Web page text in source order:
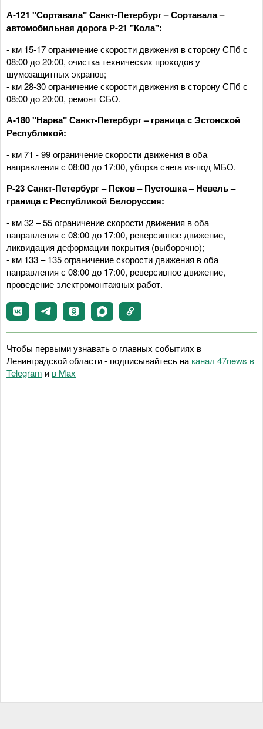
А-121 "Сортавала" Санкт-Петербург – Сортавала –
автомобильная дорога Р-21 "Кола":
- км 15-17 ограничение скорости движения в сторону СПб с
08:00 до 20:00, очистка технических проходов у
шумозащитных экранов;
- км 28-30 ограничение скорости движения в сторону СПб с
08:00 до 20:00, ремонт СБО.
А-180 "Нарва" Санкт-Петербург – граница с Эстонской
Республикой:
- км 71 - 99 ограничение скорости движения в оба
направления с 08:00 до 17:00, уборка снега из-под МБО.
Р-23 Санкт-Петербург – Псков – Пустошка – Невель –
граница с Республикой Белоруссия:
- км 32 – 55 ограничение скорости движения в оба
направления с 08:00 до 17:00, реверсивное движение,
ликвидация деформации покрытия (выборочно);
- км 133 – 135 ограничение скорости движения в оба
направления с 08:00 до 17:00, реверсивное движение,
проведение электромонтажных работ.
Чтобы первыми узнавать о главных событиях в
Ленинградской области - подписывайтесь на канал 47news в
Telegram и в Maх